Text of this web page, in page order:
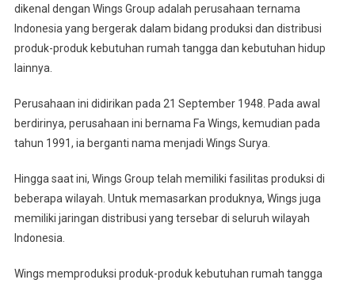
dikenal dengan Wings Group adalah perusahaan ternama
Indonesia yang bergerak dalam bidang produksi dan distribusi
produk-produk kebutuhan rumah tangga dan kebutuhan hidup
lainnya.
Perusahaan ini didirikan pada 21 September 1948. Pada awal
berdirinya, perusahaan ini bernama Fa Wings, kemudian pada
tahun 1991, ia berganti nama menjadi Wings Surya.
Hingga saat ini, Wings Group telah memiliki fasilitas produksi di
beberapa wilayah. Untuk memasarkan produknya, Wings juga
memiliki jaringan distribusi yang tersebar di seluruh wilayah
Indonesia.
Wings memproduksi produk-produk kebutuhan rumah tangga